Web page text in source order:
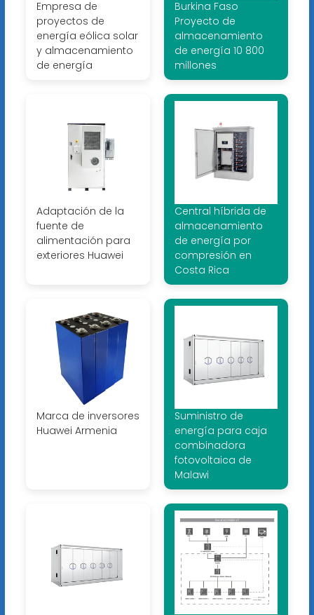
Empresa de
proyectos de
energía eólica solar
y almacenamiento
de energía
Burkina Faso
Proyecto de
almacenamiento
de energía 10 800
millones
Adaptación de la
fuente de
alimentación para
exteriores Huawei
Central híbrida de
almacenamiento
de energía por
compresión en
Costa Rica
Marca de inversores
Huawei Armenia
Suministro de
energía para caja
combinadora
fotovoltaica de
Malawi